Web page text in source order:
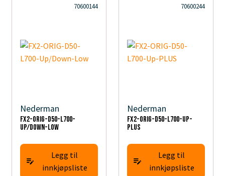
70600144
Nederman
FX2-ORIG-D50-L700-
Up/Down-Low
Legg til
innkjøpsliste
70600244
Nederman
FX2-ORIG-D50-L700-Up-
PLUS
Legg til
innkjøpsliste